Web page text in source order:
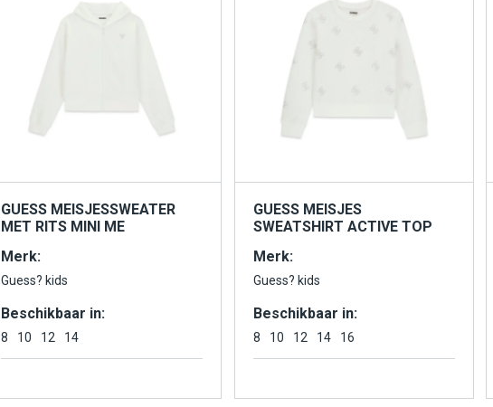
GUESS MEISJESSWEATER
MET RITS MINI ME
Merk:
Guess? kids
Beschikbaar in:
8 10 12 14
GUESS MEISJES
SWEATSHIRT ACTIVE TOP
Merk:
Guess? kids
Beschikbaar in:
8 10 12 14 16